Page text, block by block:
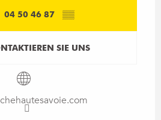
04 50 46 87 ▒▒
SIE UNS